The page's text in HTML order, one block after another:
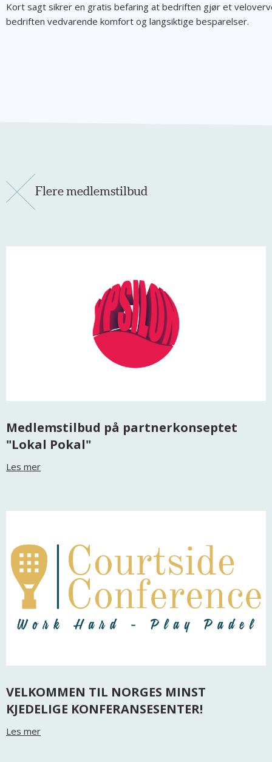
Kort sagt sikrer en gratis befaring at bedriften gjør et
bedriften vedvarende komfort og langsiktige besparelser.
Flere medlemstilbud
Medlemstilbud på partnerkonseptet
"Lokal Pokal"
Les mer
VELKOMMEN TIL NORGES MINST
KJEDELIGE KONFERANSESENTER!
Les mer